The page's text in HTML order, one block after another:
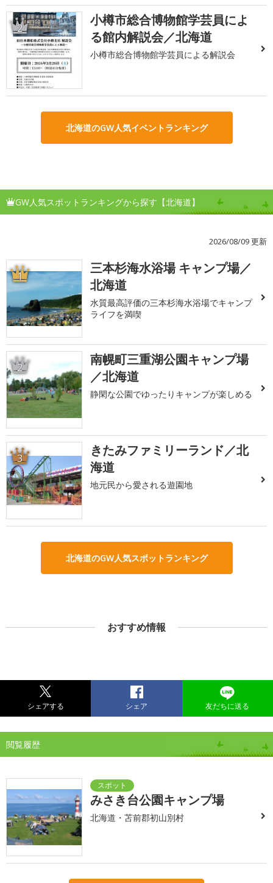
2
小樽市総合博物館学芸員によ
る館内解説会／北海道
小樽市総合博物館学芸員による解説会
北海道のGW人気イベントランキング
GW人気スポットランキングから探す【北海道】
2026/08/09 更新
1
三本杉海水浴場 キャンプ場／
北海道
水質最高評価の三本杉海水浴場でキャンプ
ライフを満喫
2
南幌町三重湖公園キャンプ場
／北海道
静閑な公園でゆったりキャンプが楽しめる
3
きたみファミリーランド／北
海道
地元民から愛される遊園地
北海道のGW人気スポットランキング
おすすめ情報
シェアする シェア 友だちに送る
閲覧履歴
みさき台公園キャンプ場
北海道・苫前郡初山別村